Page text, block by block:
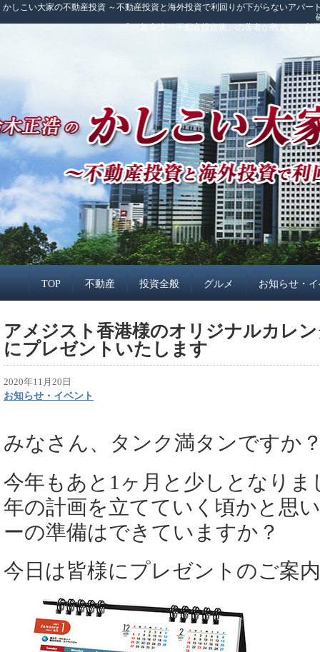
かしこい大家の不動産投資 ～不動産投資と海外投資で利回りが下がらないアパ
「<<超裏技>>不動産投資術」の著者が教える、
TOP 不動産 投資全般 グルメ お知らせ・
アメジスト香港様のオリジナルカレ
にプレゼントいたします
2020年11月20日
お知らせ・イベント
みなさん、タンク満タンですか
今年もあと1ヶ月と少しとなり
年の計画を立てていく頃かと思
ーの準備はできていますか？
今日は皆様にプレゼントのご案